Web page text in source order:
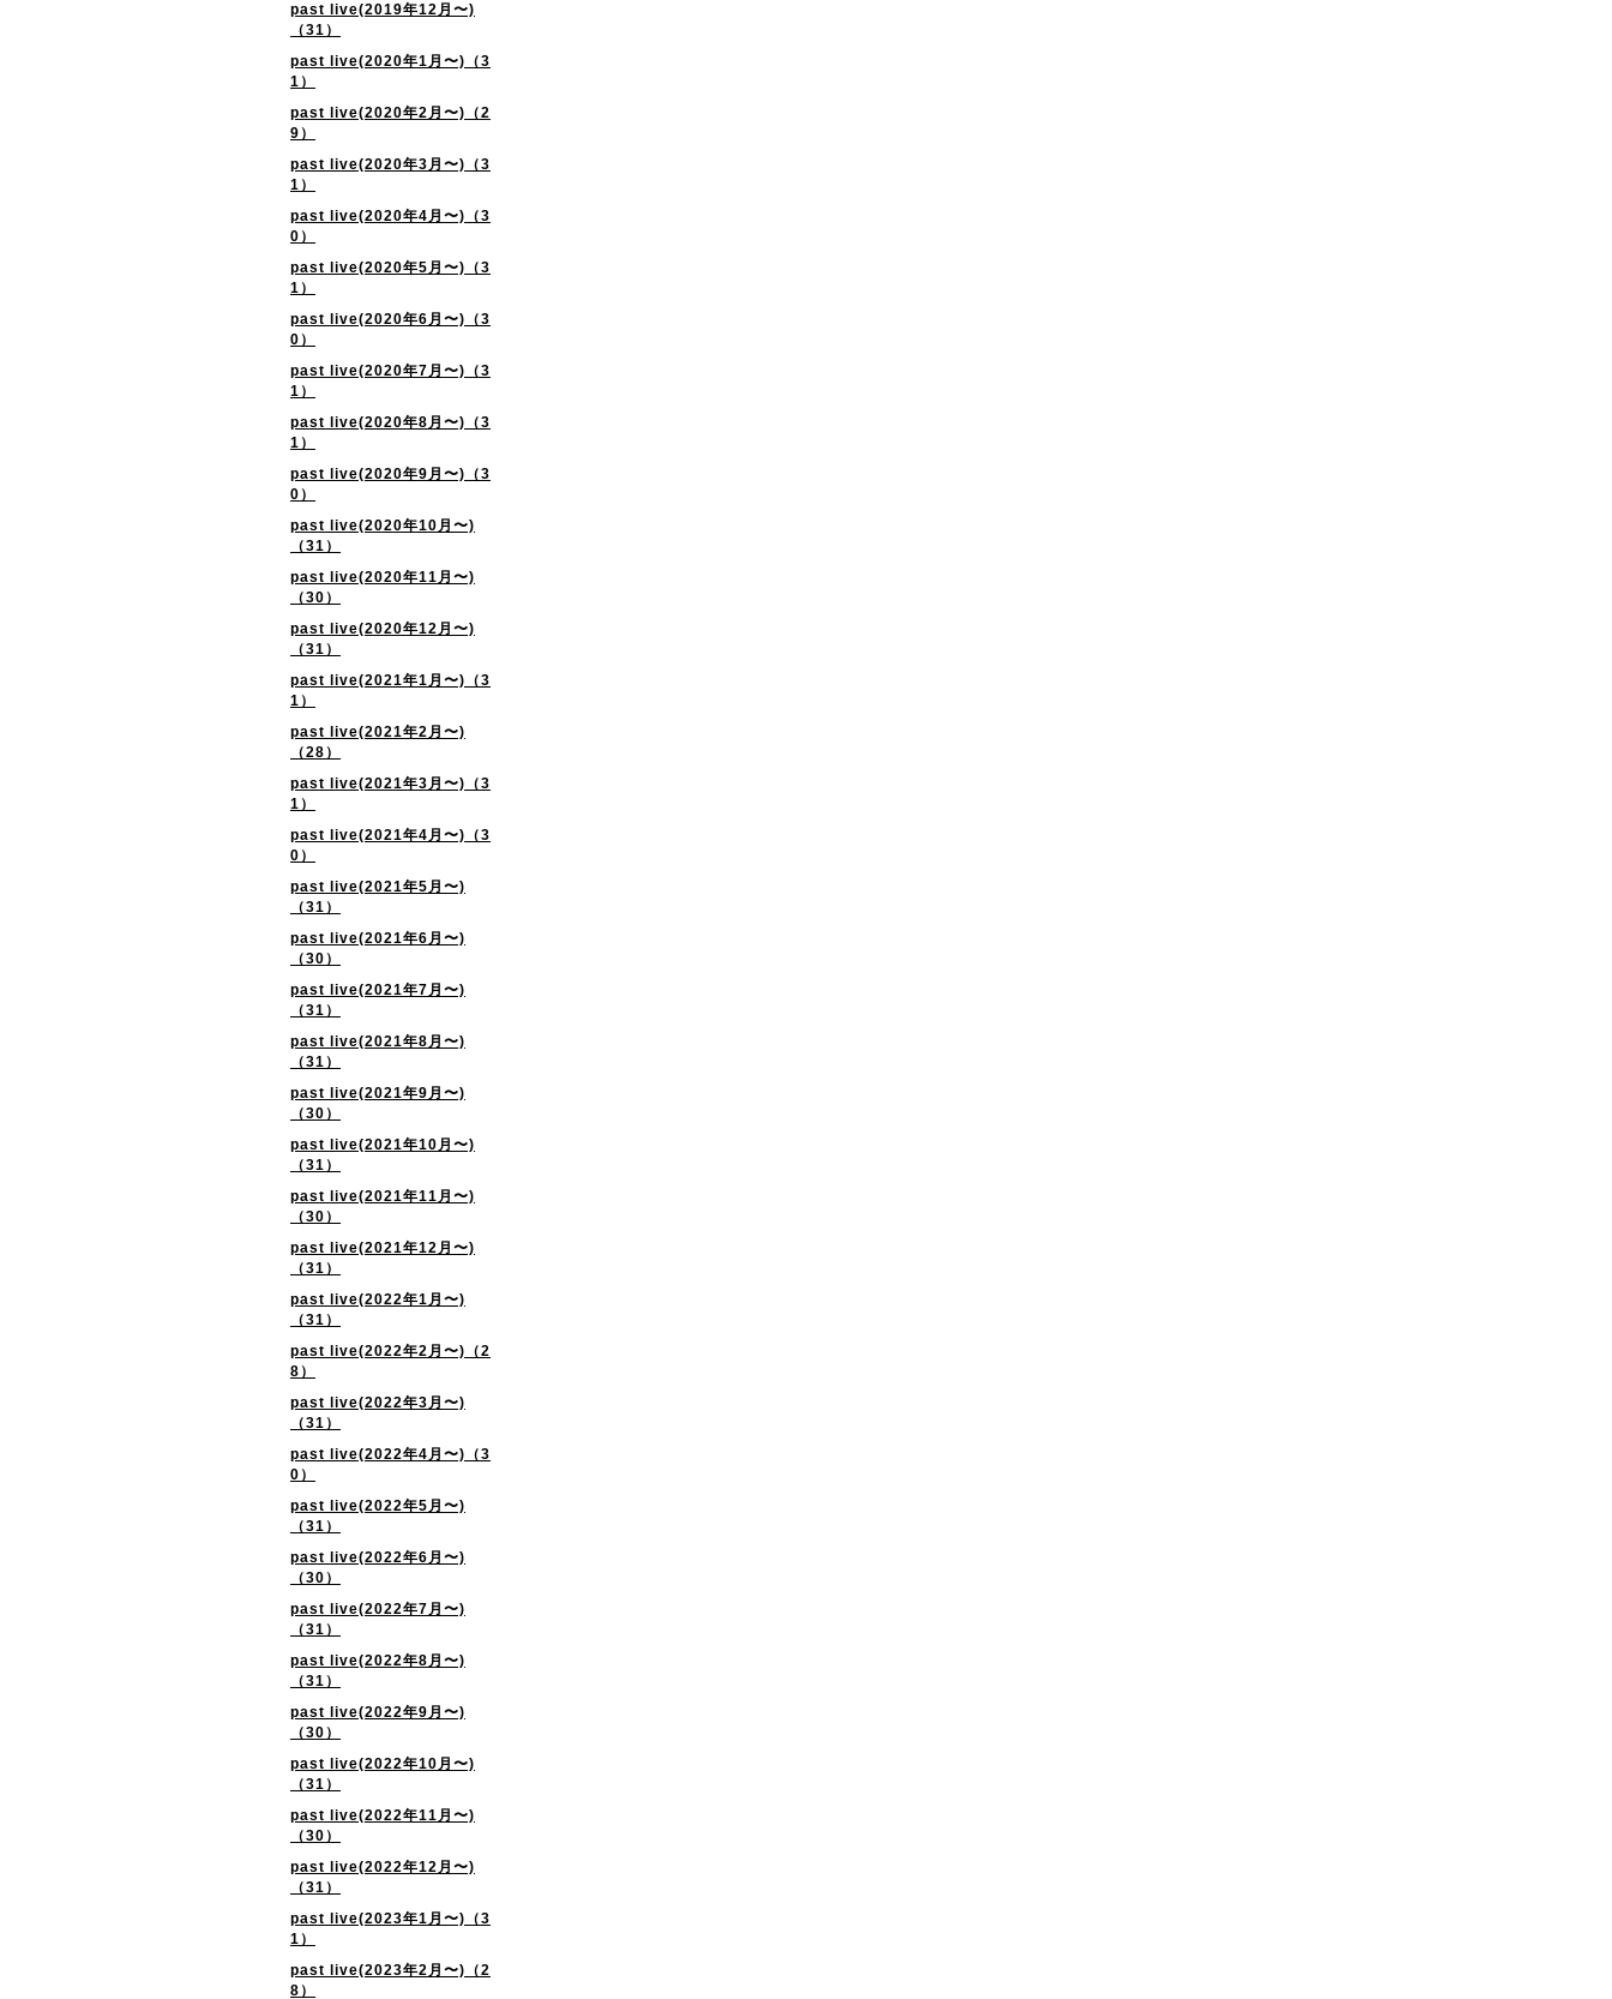
past live(2019年12月〜)
（31）
past live(2020年1月〜)（3
1）
past live(2020年2月〜)（2
9）
past live(2020年3月〜)（3
1）
past live(2020年4月〜)（3
0）
past live(2020年5月〜)（3
1）
past live(2020年6月〜)（3
0）
past live(2020年7月〜)（3
1）
past live(2020年8月〜)（3
1）
past live(2020年9月〜)（3
0）
past live(2020年10月〜)
（31）
past live(2020年11月〜)
（30）
past live(2020年12月〜)
（31）
past live(2021年1月〜)（3
1）
past live(2021年2月〜)
（28）
past live(2021年3月〜)（3
1）
past live(2021年4月〜)（3
0）
past live(2021年5月〜)
（31）
past live(2021年6月〜)
（30）
past live(2021年7月〜)
（31）
past live(2021年8月〜)
（31）
past live(2021年9月〜)
（30）
past live(2021年10月〜)
（31）
past live(2021年11月〜)
（30）
past live(2021年12月〜)
（31）
past live(2022年1月〜)
（31）
past live(2022年2月〜)（2
8）
past live(2022年3月〜)
（31）
past live(2022年4月〜)（3
0）
past live(2022年5月〜)
（31）
past live(2022年6月〜)
（30）
past live(2022年7月〜)
（31）
past live(2022年8月〜)
（31）
past live(2022年9月〜)
（30）
past live(2022年10月〜)
（31）
past live(2022年11月〜)
（30）
past live(2022年12月〜)
（31）
past live(2023年1月〜)（3
1）
past live(2023年2月〜)（2
8）